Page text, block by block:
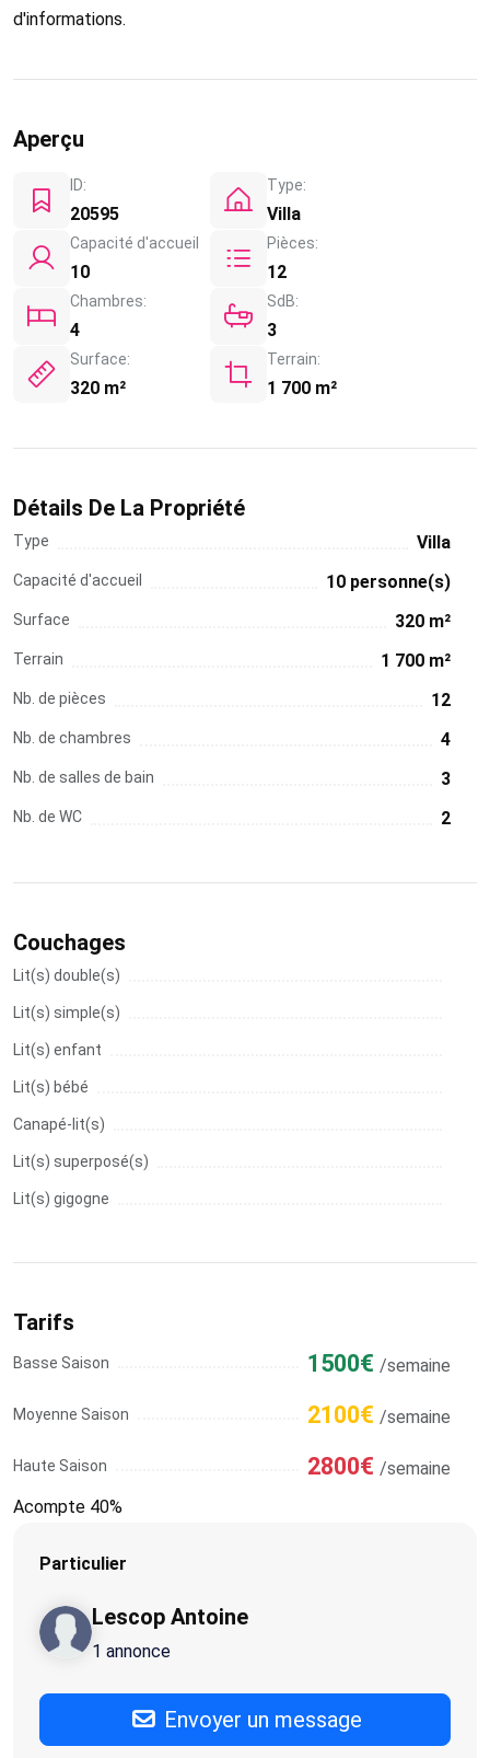
d'informations.
Aperçu
ID:
20595
Type:
Villa
Capacité d'accueil
10
Pièces:
12
Chambres:
4
SdB:
3
Surface:
320 m²
Terrain:
1 700 m²
Détails De La Propriété
Type Villa
Capacité d'accueil 10 personne(s)
Surface 320 m²
Terrain 1 700 m²
Nb. de pièces 12
Nb. de chambres 4
Nb. de salles de bain 3
Nb. de WC 2
Couchages
Lit(s) double(s)
Lit(s) simple(s)
Lit(s) enfant
Lit(s) bébé
Canapé-lit(s)
Lit(s) superposé(s)
Lit(s) gigogne
Tarifs
Basse Saison 1500€ /semaine
Moyenne Saison 2100€ /semaine
Haute Saison 2800€ /semaine
Acompte 40%
Particulier
Lescop Antoine
1 annonce
Envoyer un message